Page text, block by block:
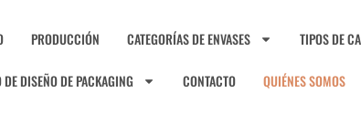
PRODUCCIÓN CATEGORÍAS DE ENVASES TIPOS DE
DISEÑO DE PACKAGING CONTACTO QUIÉNES SOMOS